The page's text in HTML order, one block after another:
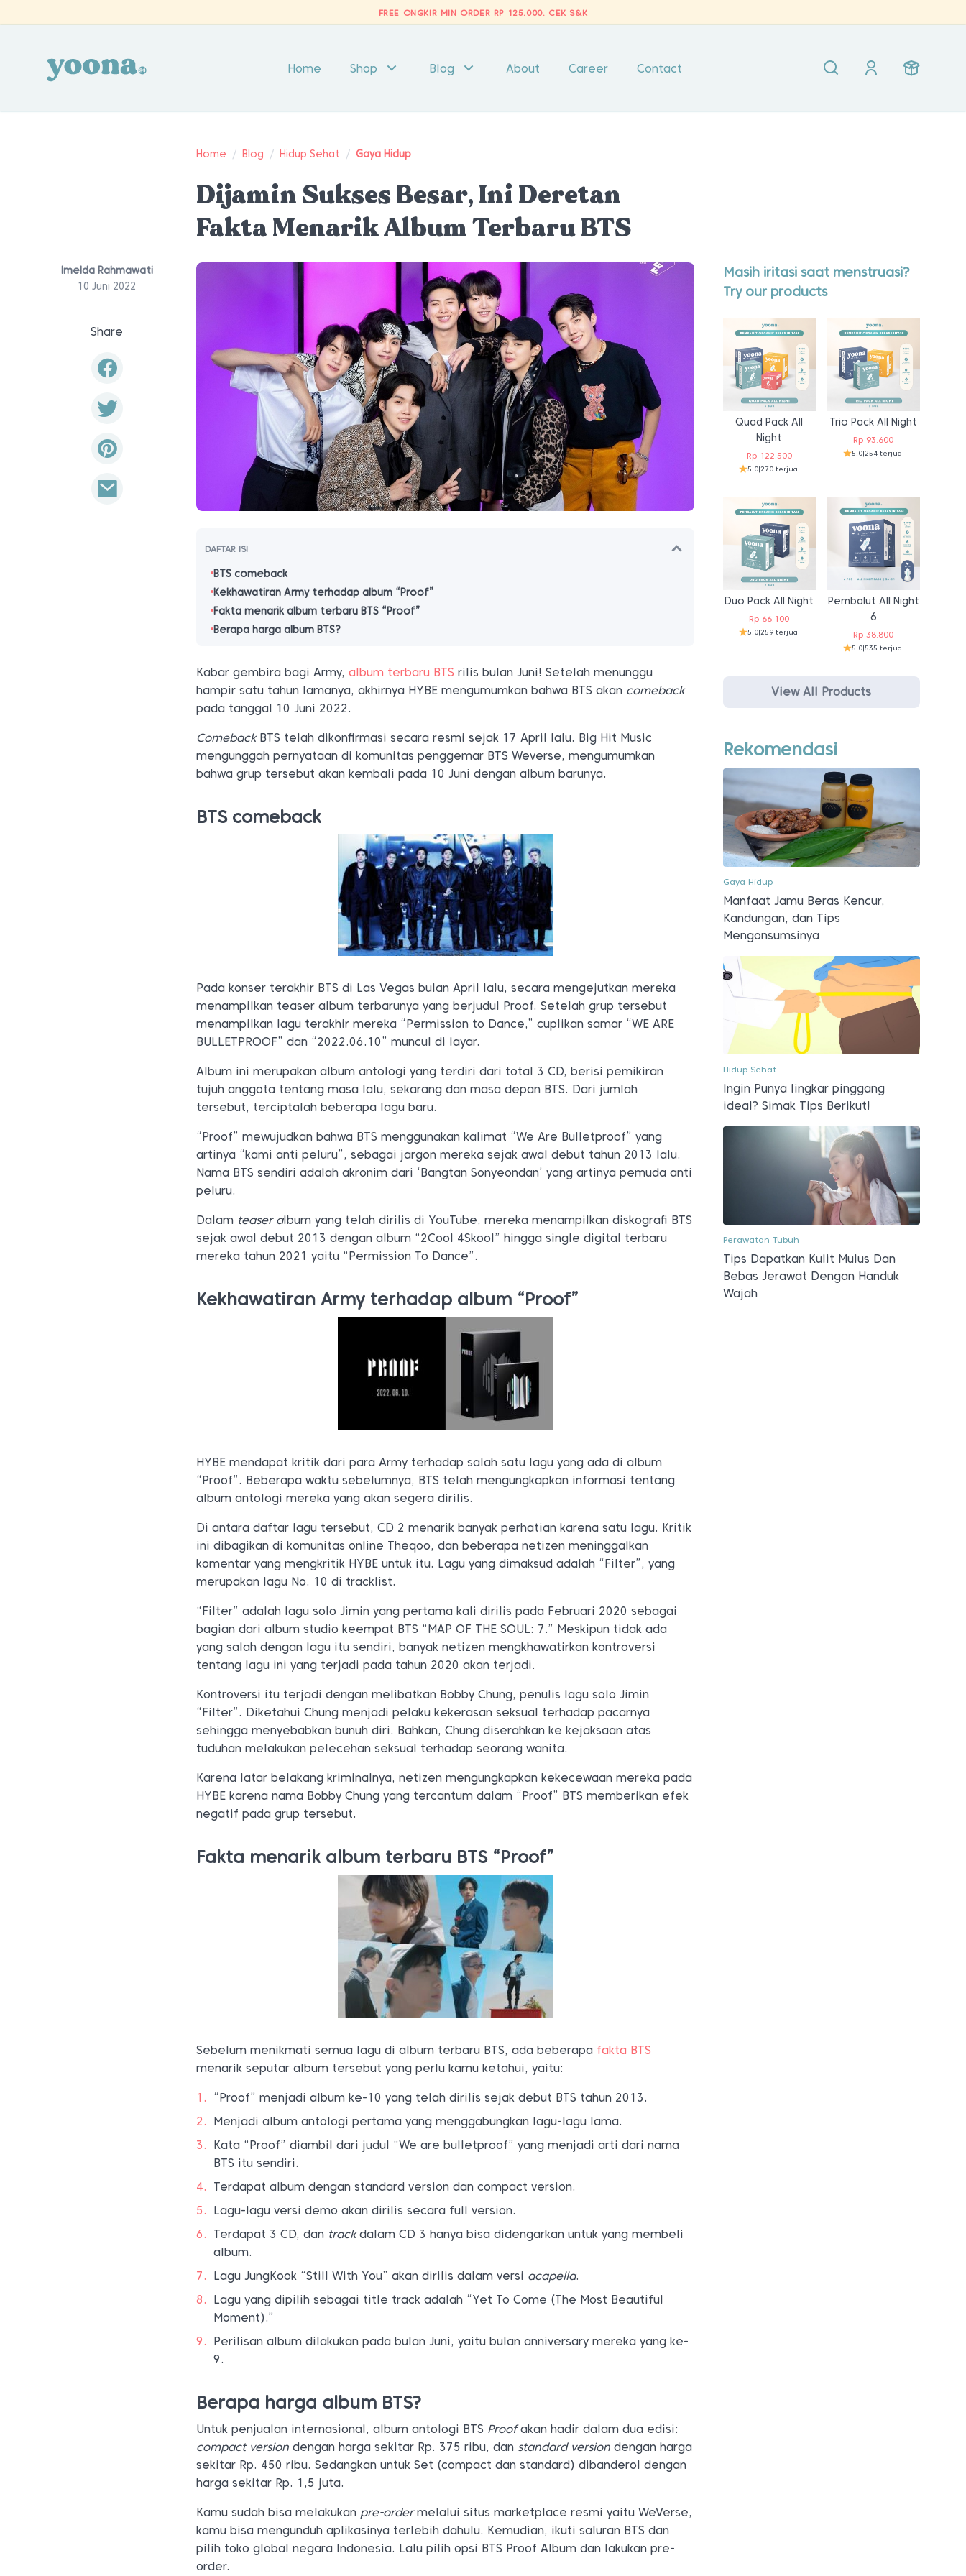
FREE ONGKIR MIN ORDER RP 125.000. CEK S&K
Home Shop Blog About Career Contact
Home / Blog / Hidup Sehat / Gaya Hidup
Dijamin Sukses Besar, Ini Deretan
Fakta Menarik Album Terbaru BTS
Imelda Rahmawati
10 Juni 2022
Share
DAFTAR ISI
BTS comeback
Kekhawatiran Army terhadap album “Proof”
Fakta menarik album terbaru BTS “Proof”
Berapa harga album BTS?
Kabar gembira bagi Army,album terbaru BTS rilis bulan Juni! Setelah menunggu
hampir satu tahun lamanya, akhirnya HYBE mengumumkan bahwa BTS akan comeback
pada tanggal 10 Juni 2022.
ComebackBTS telah dikonfirmasi secara resmi sejak 17 April lalu. Big Hit Music
mengunggah pernyataan di komunitas penggemar BTS Weverse, mengumumkan
bahwa grup tersebut akan kembali pada 10 Juni dengan album barunya.
BTS comeback
Pada konser terakhir BTS di Las Vegas bulan April lalu, secara mengejutkan mereka
menampilkan teaser album terbarunya yang berjudul Proof. Setelah grup tersebut
menampilkan lagu terakhir mereka “Permission to Dance,” cuplikan samar “WE ARE
BULLETPROOF” dan “2022.06.10” muncul di layar.
Album ini merupakan album antologi yang terdiri dari total 3 CD, berisi pemikiran
tujuh anggota tentang masa lalu, sekarang dan masa depan BTS. Dari jumlah
tersebut, terciptalah beberapa lagu baru.
“Proof” mewujudkan bahwa BTS menggunakan kalimat “We Are Bulletproof” yang
artinya “kami anti peluru”, sebagai jargon mereka sejak awal debut tahun 2013 lalu.
Nama BTS sendiri adalah akronim dari ‘Bangtan Sonyeondan’ yang artinya pemuda anti
peluru.
Dalam teaser album yang telah dirilis di YouTube, mereka menampilkan diskografi BTS
sejak awal debut 2013 dengan album “2Cool 4Skool” hingga single digital terbaru
mereka tahun 2021 yaitu “Permission To Dance”.
Kekhawatiran Army terhadap album “Proof”
HYBE mendapat kritik dari para Army terhadap salah satu lagu yang ada di album
“Proof”. Beberapa waktu sebelumnya, BTS telah mengungkapkan informasi tentang
album antologi mereka yang akan segera dirilis.
Di antara daftar lagu tersebut, CD 2 menarik banyak perhatian karena satu lagu. Kritik
ini dibagikan di komunitas online Theqoo, dan beberapa netizen meninggalkan
komentar yang mengkritik HYBE untuk itu. Lagu yang dimaksud adalah “Filter”, yang
merupakan lagu No. 10 di tracklist.
“Filter” adalah lagu solo Jimin yang pertama kali dirilis pada Februari 2020 sebagai
bagian dari album studio keempat BTS “MAP OF THE SOUL: 7.” Meskipun tidak ada
yang salah dengan lagu itu sendiri, banyak netizen mengkhawatirkan kontroversi
tentang lagu ini yang terjadi pada tahun 2020 akan terjadi.
Kontroversi itu terjadi dengan melibatkan Bobby Chung, penulis lagu solo Jimin
“Filter”. Diketahui Chung menjadi pelaku kekerasan seksual terhadap pacarnya
sehingga menyebabkan bunuh diri. Bahkan, Chung diserahkan ke kejaksaan atas
tuduhan melakukan pelecehan seksual terhadap seorang wanita.
Karena latar belakang kriminalnya, netizen mengungkapkan kekecewaan mereka pada
HYBE karena nama Bobby Chung yang tercantum dalam “Proof” BTS memberikan efek
negatif pada grup tersebut.
Fakta menarik album terbaru BTS “Proof”
Sebelum menikmati semua lagu di album terbaru BTS, ada beberapa fakta BTS
menarik seputar album tersebut yang perlu kamu ketahui, yaitu:
“Proof” menjadi album ke-10 yang telah dirilis sejak debut BTS tahun 2013.
Menjadi album antologi pertama yang menggabungkan lagu-lagu lama.
Kata “Proof” diambil dari judul “We are bulletproof” yang menjadi arti dari nama
BTS itu sendiri.
Terdapat album dengan standard version dan compact version.
Lagu-lagu versi demo akan dirilis secara full version.
Terdapat 3 CD, dan trackdalam CD 3 hanya bisa didengarkan untuk yang membeli
album.
Lagu JungKook “Still With You” akan dirilis dalam versi acapella.
Lagu yang dipilih sebagai title track adalah “Yet To Come (The Most Beautiful
Moment).”
Perilisan album dilakukan pada bulan Juni, yaitu bulan anniversary mereka yang ke-
9.
Berapa harga album BTS?
Untuk penjualan internasional, album antologi BTS Proofakan hadir dalam dua edisi:
compact version dengan harga sekitar Rp. 375 ribu, dan standard version dengan harga
sekitar Rp. 450 ribu. Sedangkan untuk Set (compact dan standard) dibanderol dengan
harga sekitar Rp. 1,5 juta.
Kamu sudah bisa melakukan pre-ordermelalui situs marketplace resmi yaitu WeVerse,
kamu bisa mengunduh aplikasinya terlebih dahulu. Kemudian, ikuti saluran BTS dan
pilih toko global negara Indonesia. Lalu pilih opsi BTS Proof Album dan lakukan pre-
order.
Masih iritasi saat menstruasi?
Try our products
Quad Pack All
Night
Rp122.500
5.0|270 terjual
Trio Pack All Night
Rp 93.600
5.0|254 terjual
Duo Pack All Night
Rp 66.100
5.0|259 terjual
Pembalut All Night
6
Rp 38.800
5.0|535 terjual
View All Products
Rekomendasi
Gaya Hidup
Manfaat Jamu Beras Kencur,
Kandungan, dan Tips
Mengonsumsinya
Hidup Sehat
Ingin Punya lingkar pinggang
ideal? Simak Tips Berikut!
Perawatan Tubuh
Tips Dapatkan Kulit Mulus Dan
Bebas Jerawat Dengan Handuk
Wajah